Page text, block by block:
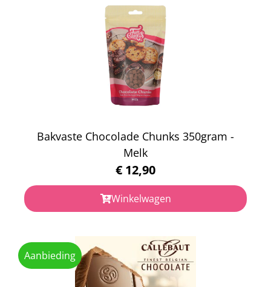
Bakvaste Chocolade Chunks 350gram -
Melk
€ 12,90
Winkelwagen
Aanbieding